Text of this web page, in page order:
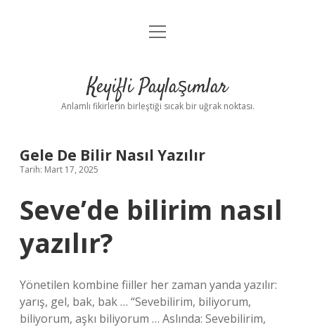
Anasayfa
Yasal Uyarı
menüyü
Keyifli Paylaşımlar
Anlamlı fikirlerin birleştiği sıcak bir uğrak noktası.
Gele De Bilir Nasıl Yazılır
Tarih: Mart 17, 2025
Seve’de bilirim nasıl
yazılır?
Yönetilen kombine fiiller her zaman yanda yazılır:
yarış, gel, bak, bak … “Sevebilirim, biliyorum,
biliyorum, aşkı biliyorum … Aslında: Sevebilirim,